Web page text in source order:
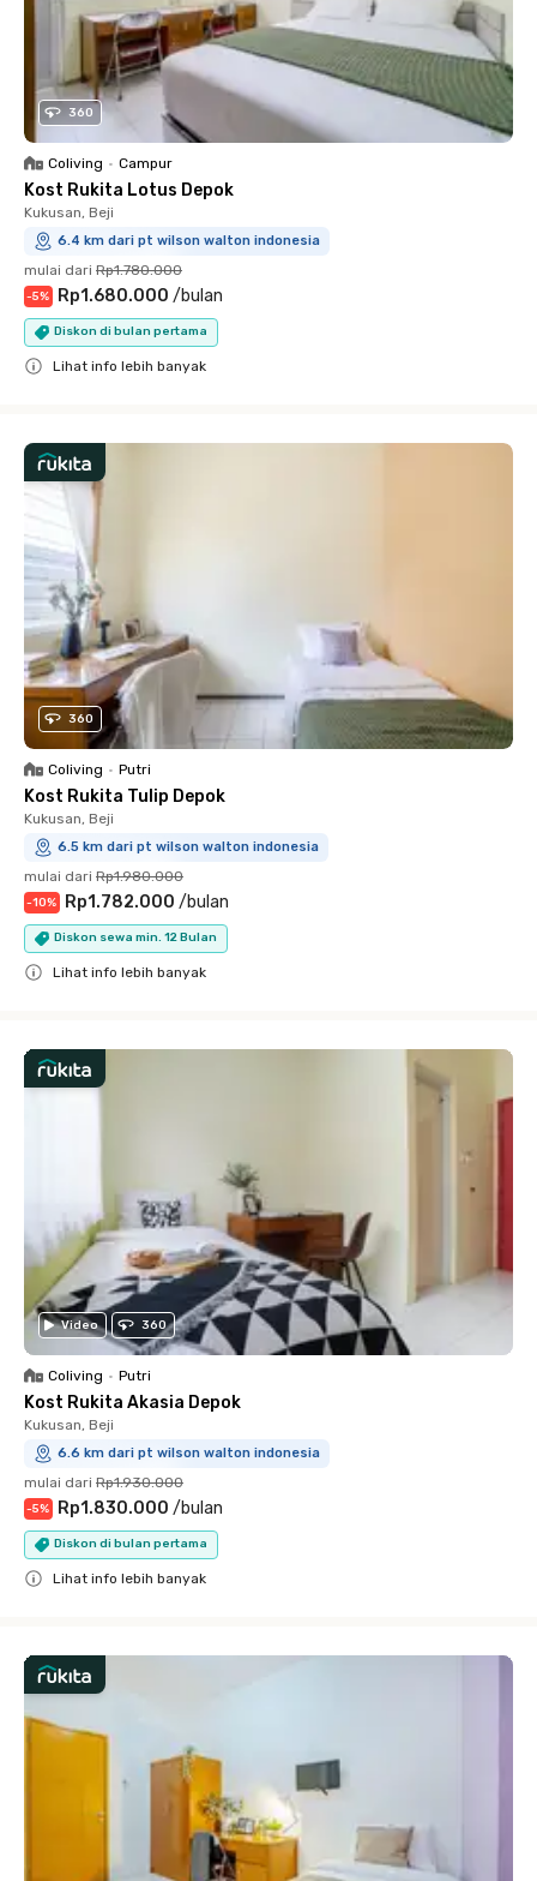
360
Coliving • Campur
Kost Rukita Lotus Depok
Kukusan, Beji
6.4 km dari pt wilson walton indonesia
mulai dari Rp1.780.000
-5% Rp1.680.000 /bulan
Diskon di bulan pertama
Lihat info lebih banyak
360
Coliving • Putri
Kost Rukita Tulip Depok
Kukusan, Beji
6.5 km dari pt wilson walton indonesia
mulai dari Rp1.980.000
-10% Rp1.782.000 /bulan
Diskon sewa min. 12 Bulan
Lihat info lebih banyak
Video 360
Coliving • Putri
Kost Rukita Akasia Depok
Kukusan, Beji
6.6 km dari pt wilson walton indonesia
mulai dari Rp1.930.000
-5% Rp1.830.000 /bulan
Diskon di bulan pertama
Lihat info lebih banyak